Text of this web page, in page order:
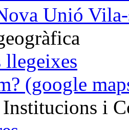
Unió Vila-
llegeixes
(google
Institucions i